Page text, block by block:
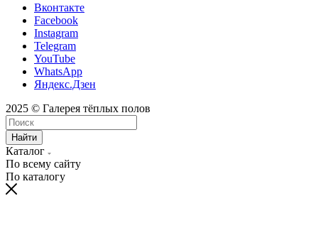
Вконтакте
Facebook
Instagram
Telegram
YouTube
WhatsApp
Яндекс.Дзен
2025 © Галерея тёплых полов
Найти
Каталог
По всему сайту
По каталогу